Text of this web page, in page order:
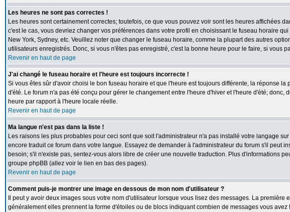
Les heures ne sont pas correctes !
Les heures sont certainement correctes; toutefois, ce que vous pouvez voir sont les heures affichées
c'est le cas, vous devriez changer vos préférences dans votre profil en choisissant le fuseau horaire
New York, Sydney, etc. Veuillez noter que changer le fuseau horaire, comme la plupart des autres
utilisateurs enregistrés. Donc, si vous n'êtes pas enregistré, c'est la bonne heure pour le faire, si vous
Revenir en haut de page
J'ai changé le fuseau horaire et l'heure est toujours incorrecte !
Si vous êtes sûr d'avoir choisi le bon fuseau horaire et que l'heure est toujours différente, la réponse la
d'été. Le forum n'a pas été conçu pour gérer le changement entre l'heure d'hiver et l'heure d'été; donc,
heure par rapport à l'heure locale réelle.
Revenir en haut de page
Ma langue n'est pas dans la liste !
Les raisons les plus probables pour ceci sont que soit l'administrateur n'a pas installé votre langage
encore traduit ce forum dans votre langue. Essayez de demander à l'administrateur du forum s'il peut
besoin; s'il n'existe pas, sentez-vous alors libre de créer une nouvelle traduction. Plus d'informations
groupe phpBB (allez voir le lien en bas des pages).
Revenir en haut de page
Comment puis-je montrer une image en dessous de mon nom d'utilisateur ?
Il peut y avoir deux images sous votre nom d'utilisateur lorsque vous lisez des messages. La première
généralement elles prennent la forme d'étoiles ou de blocs indiquant combien de messages vous avez